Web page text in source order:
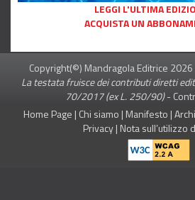
LEGGI L'ULTIMA
ACQUISTA UN
Copyright(©) Mandragola Editrice 2026
La testata fruisce dei contributi diretti
70/2017 (ex L. 250/90)-
Home Page | Chi siamo | Manifesto |
Privacy| Nota sull’utilizzo